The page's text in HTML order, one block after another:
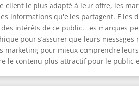
client le plus adapté à leur offre, les
informations qu'elles partagent. Elles
des intérêts de ce public. Les marques
pour s’assurer que leurs
marketing pour mieux comprendre
le contenu plus attractif pour le public